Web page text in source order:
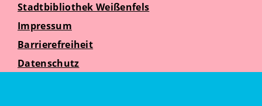
Stadtbibliothek Weißenfels
Impressum
Barrierefreiheit
Datenschutz